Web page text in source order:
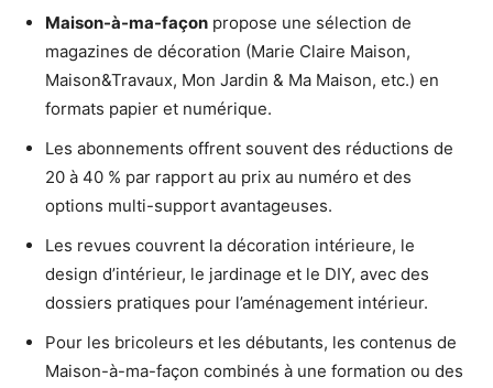
Maison-à-ma-façon propose une sélection de
magazines de décoration (Marie Claire Maison,
Maison&Travaux, Mon Jardin & Ma Maison, etc.) en
formats papier et numérique.
Les abonnements offrent souvent des réductions de
20 à 40 % par rapport au prix au numéro et des
options multi-support avantageuses.
Les revues couvrent la décoration intérieure, le
design d’intérieur, le jardinage et le DIY, avec des
dossiers pratiques pour l’aménagement intérieur.
Pour les bricoleurs et les débutants, les contenus de
Maison-à-ma-façon combinés à une formation ou des